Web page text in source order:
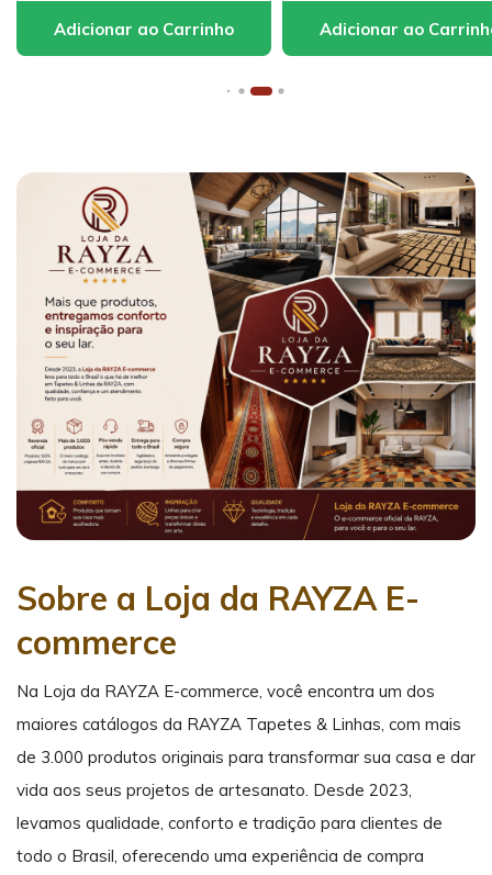
Sobre a Loja da RAYZA E-
commerce
Na Loja da RAYZA E-commerce, você encontra um dos
maiores catálogos da RAYZA Tapetes & Linhas, com mais
de 3.000 produtos originais para transformar sua casa e dar
vida aos seus projetos de artesanato. Desde 2023,
levamos qualidade, conforto e tradição para clientes de
todo o Brasil, oferecendo uma experiência de compra